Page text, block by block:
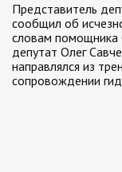
Представитель
сообщил об
словам помощника
депутат Олег
направлялся из
сопровождении